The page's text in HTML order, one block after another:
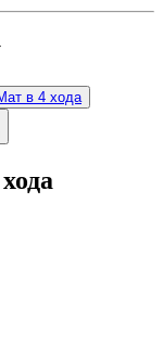
в 4 хода
хода